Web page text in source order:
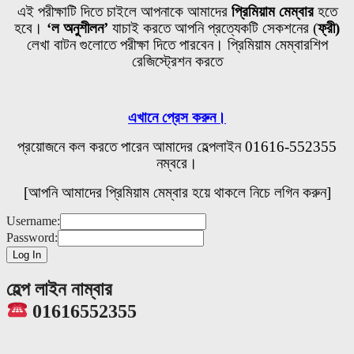
এই পরীক্ষাটি দিতে চাইলে আপনাকে আমাদের প্রিমিয়াম মেম্বারহতে
হবে। ‘ল অনুশীলন’ যাচাই করতে আপনি প্রত্যেকটি সেকশনের (ফ্রী)
লেখা বাটন গুলোতে পরীক্ষা দিতে পারবেন। প্রিমিয়াম মেম্বারশিপ
রেজিস্ট্রেশন করতে
এখানে প্রেস করুন।
প্রয়োজনে কল করতে পারেন আমাদের হেল্পলাইন 01616-552355
নম্বরে।
[আপনি আমাদের প্রিমিয়াম মেম্বার হয়ে থাকলে নিচে লগিন করুন]
Username:
Password:
হেল্প লাইন নাম্বার
01616552355